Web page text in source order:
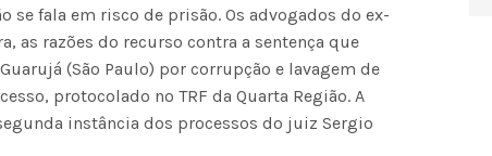
se fala em risco de prisão. Os advogados do ex-
as razões do recurso contra a sentença que
(São Paulo) por corrupção e lavagem de
protocolado no TRF da Quarta Região. A
instância dos processos do juiz Sergio